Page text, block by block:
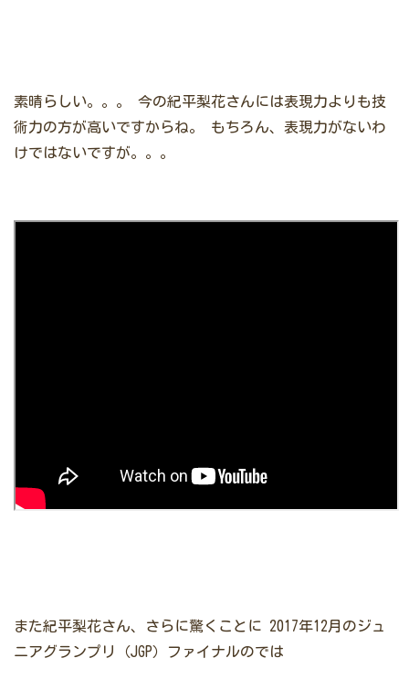
素晴らしい。。。
今の紀平梨花さんには表現力よりも技
術力の方が高いですからね。
もちろん、表現力がないわ
けではないですが。。。
また紀平梨花さん、さらに驚くことに 2017年12月のジュ
ニアグランプリ（JGP）ファイナルのでは